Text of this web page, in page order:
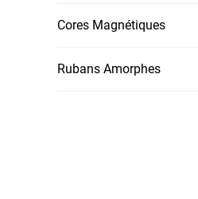
Cores Magnétiques
Rubans Amorphes